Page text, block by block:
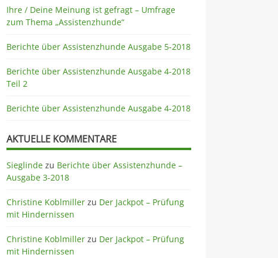
Ihre / Deine Meinung ist gefragt – Umfrage
zum Thema „Assistenzhunde“
Berichte über Assistenzhunde Ausgabe 5-2018
Berichte über Assistenzhunde Ausgabe 4-2018
Teil 2
Berichte über Assistenzhunde Ausgabe 4-2018
AKTUELLE KOMMENTARE
Sieglinde zu Berichte über Assistenzhunde –
Ausgabe 3-2018
Christine Koblmiller zu Der Jackpot – Prüfung
mit Hindernissen
Christine Koblmiller zu Der Jackpot – Prüfung
mit Hindernissen